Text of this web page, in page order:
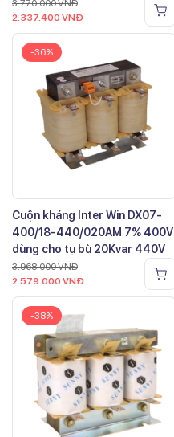
3.770.000VNĐ
2.337.400 VNĐ
-36%
Cuộn kháng Inter Win DX07-
400/18-440/020AM 7% 400V
dùng cho tụ bù 20Kvar 440V
3.968.000VNĐ
2.579.000 VNĐ
-38%